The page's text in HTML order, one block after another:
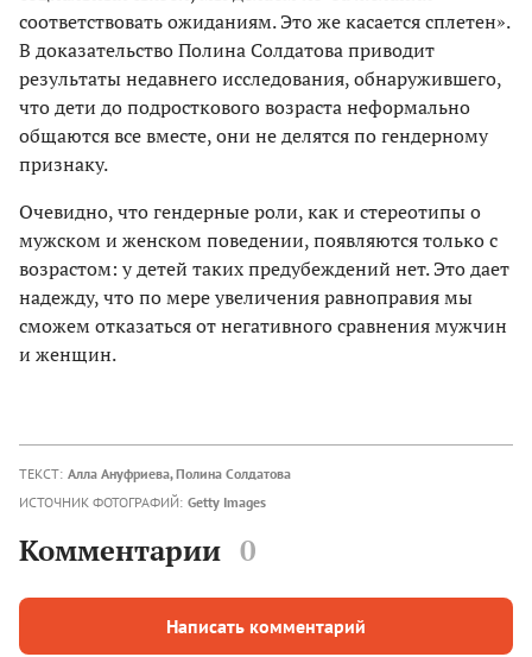
соответствовать ожиданиям. Это же касается сплетен».
В доказательство Полина Солдатова приводит
результаты недавнего исследования, обнаружившего,
что дети до подросткового возраста неформально
общаются все вместе, они не делятся по гендерному
признаку.
Очевидно, что гендерные роли, как и стереотипы о
мужском и женском поведении, появляются только с
возрастом: у детей таких предубеждений нет. Это дает
надежду, что по мере увеличения равноправия мы
сможем отказаться от негативного сравнения мужчин
и женщин.
ТЕКСТ: Алла Ануфриева, Полина Солдатова
ИСТОЧНИК ФОТОГРАФИЙ: Getty Images
Комментарии 0
Написать комментарий